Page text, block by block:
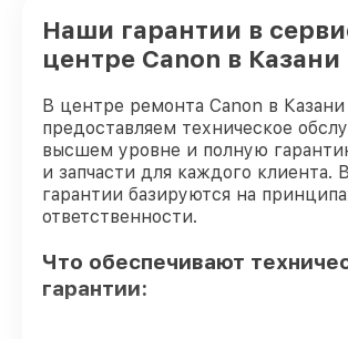
Наши гарантии в
центре Canon в Казани
В центре ремонта Canon в
предоставляем техническое
высшем уровне и полную
и запчасти для каждого клиента.
гарантии базируются на
ответственности.
Что обеспечивают
гарантии: